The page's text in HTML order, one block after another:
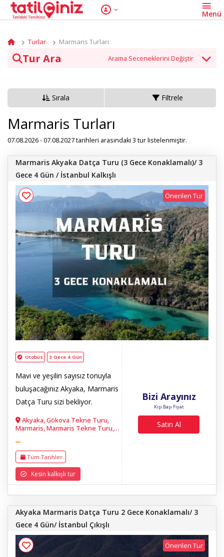
Turlar Marmaris Turları
Tur Ara
Tarih
Tur Ara
Sırala Filtrele
Marmaris Turları
07.08.2026 - 07.08.2027 tarihleri arasındaki 3 tur listelenmiştir.
Marmaris Akyaka Datça Turu (3 Gece Konaklamalı)/ 3
Gece 4 Gün / İstanbul Kalkışlı
Önerilen Tur
Otobüs 3 Gece 4 Gün
Mavi ve yeşilin sayısız tonuyla
buluşacağınız Akyaka, Marmaris
Datça Turu sizi bekliyor.
Akyaka, Gökova Tekne Turu,
Marmaris, Marmaris Tekne Turu,
Yeni Datça, Aşıklar yolu,
Yuvarlakçay, Dalyan, Kaya
Mezarlıkları, İztuzu Plajı
Tüm Tarihler
Kesin kalkışlı tur
Bizi Arayınız
Kişi Başı Fiyat
Satın Al
Akyaka Marmaris Datça Turu 2 Gece Konaklamalı/ 3
Gece 4 Gün/ İstanbul Çıkışlı
Önerilen Tur